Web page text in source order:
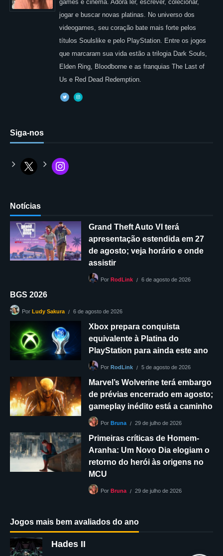
games e cinema. Adora ler, escrever, colecionar,
jogar e buscar novas platinas. No universo dos
videogames, seu coração bate mais forte pelos
títulos Soulslike e pelo PlayStation. Entre os jogos
que marcaram sua vida estão a trilogia Dark Souls,
Elden Ring, Bloodborne e as franquias The Last of
Us e Red Dead Redemption.
Siga-nos
Notícias
Grand Theft Auto VI terá
apresentação estendida em 27
de agosto; veja horário e onde
assistir
Por RodLink 6 de agosto de 2026
BGS 2026
Por Ludy Sakura 6 de agosto de 2026
Xbox prepara conquista
equivalente à Platina do
PlayStation para ainda este ano
Por RodLink 5 de agosto de 2026
Marvel’s Wolverine terá embargo
de prévias encerrado em agosto;
gameplay inédito está a caminho
Por Bruna 29 de julho de 2026
Primeiras críticas de Homem-
Aranha: Um Novo Dia elogiam o
retorno do herói às origens no
MCU
Por Bruna 29 de julho de 2026
Jogos mais bem avaliados do ano
Hades II